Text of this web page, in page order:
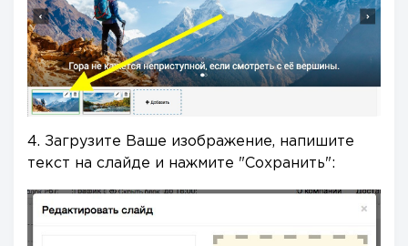
4. Загрузите Ваше изображение, напишите
текст на слайде и нажмите "Сохранить":